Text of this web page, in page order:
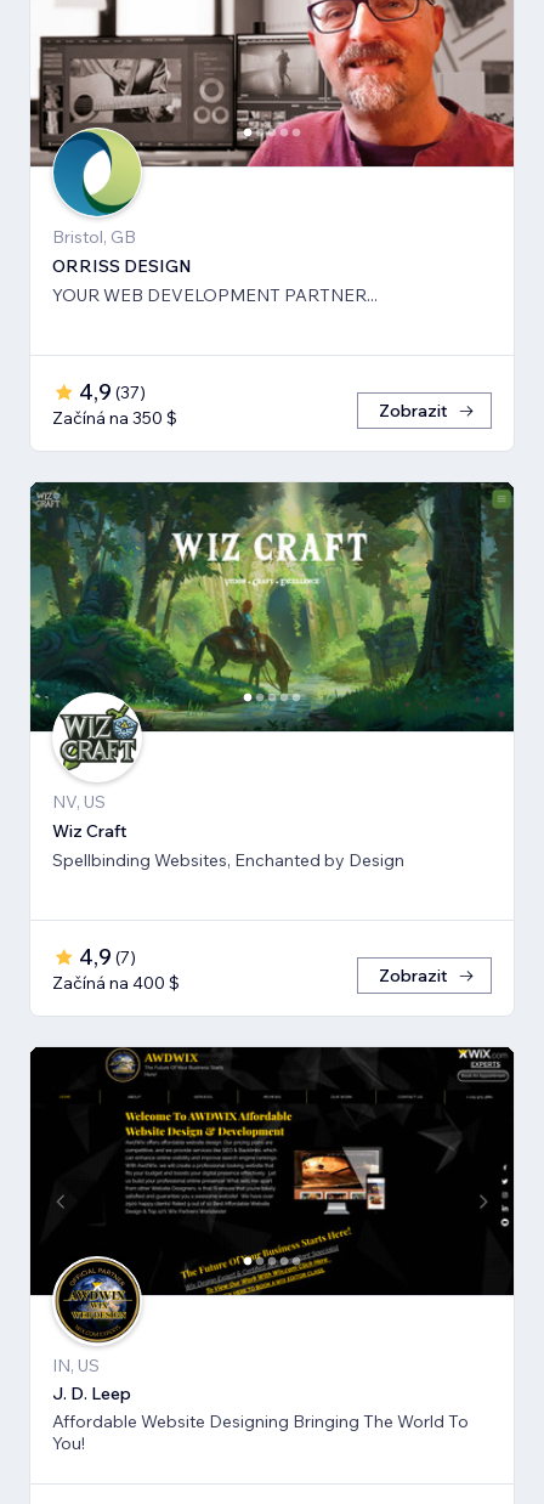
Bristol, GB
ORRISS DESIGN
YOUR WEB DEVELOPMENT PARTNER...
4,9 (37)
Začíná na 350 $
Zobrazit
NV, US
Wiz Craft
Spellbinding Websites, Enchanted by Design
4,9 (7)
Začíná na 400 $
Zobrazit
IN, US
J. D. Leep
Affordable Website Designing Bringing The World To
You!